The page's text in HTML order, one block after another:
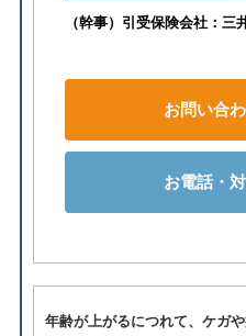
（幹事）引受保険会社：
お問い合
お電話・
年齢が上がるにつれて、ケガ